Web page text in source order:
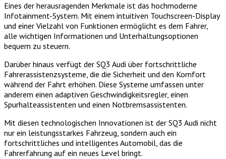
Eines der herausragenden Merkmale ist das hochmoderne
Infotainment-System. Mit einem intuitiven Touchscreen-Display
und einer Vielzahl von Funktionen ermöglicht es dem Fahrer,
alle wichtigen Informationen und Unterhaltungsoptionen
bequem zu steuern.
Darüber hinaus verfügt der SQ3 Audi über fortschrittliche
Fahrerassistenzsysteme, die die Sicherheit und den Komfort
während der Fahrt erhöhen. Diese Systeme umfassen unter
anderem einen adaptiven Geschwindigkeitsregler, einen
Spurhalteassistenten und einen Notbremsassistenten.
Mit diesen technologischen Innovationen ist der SQ3 Audi nicht
nur ein leistungsstarkes Fahrzeug, sondern auch ein
fortschrittliches und intelligentes Automobil, das die
Fahrerfahrung auf ein neues Level bringt.